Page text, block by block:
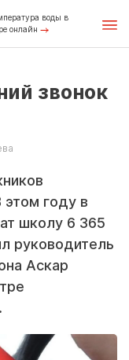
воды в
онлайн
звонок
году в
школу 6 365
руководитель
Аскар